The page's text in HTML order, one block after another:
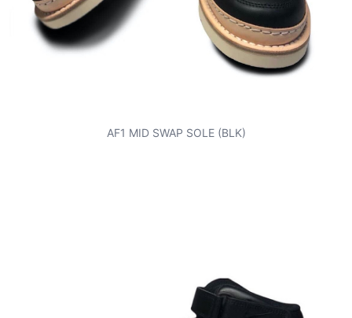
AF1 MID SWAP SOLE (BLK)